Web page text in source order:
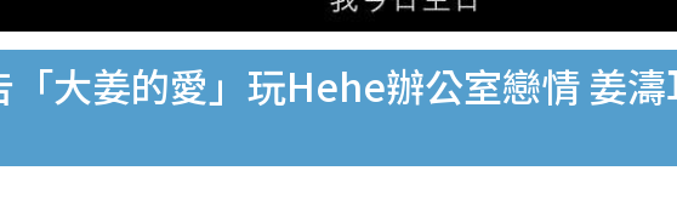
「大姜的愛」玩Hehe辦公室戀情 姜